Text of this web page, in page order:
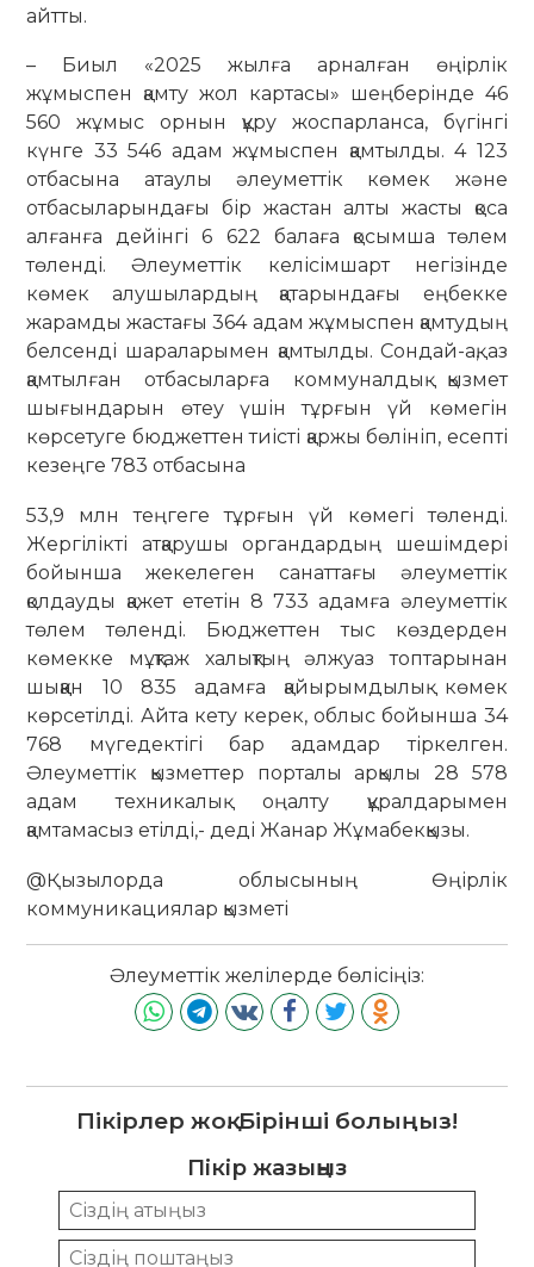
айтты.
– Биыл «2025 жылға арналған өңірлік
жұмыспен қамту жол картасы» шеңберінде 46
560 жұмыс орнын құру жоспарланса, бүгінгі
күнге 33 546 адам жұмыспен қамтылды. 4 123
отбасына атаулы әлеуметтік көмек және
отбасыларындағы бір жастан алты жасты қоса
алғанға дейінгі 6 622 балаға қосымша төлем
төленді. Әлеуметтік келісімшарт негізінде
көмек алушылардың қатарындағы еңбекке
жарамды жастағы 364 адам жұмыспен қамтудың
белсенді шараларымен қамтылды. Сондай-ақ, аз
қамтылған отбасыларға коммуналдық қызмет
шығындарын өтеу үшін тұрғын үй көмегін
көрсетуге бюджеттен тиісті қаржы бөлініп, есепті
кезеңге 783 отбасына
53,9 млн теңгеге тұрғын үй көмегі төленді.
Жергілікті атқарушы органдардың шешімдері
бойынша жекелеген санаттағы әлеуметтік
қолдауды қажет ететін 8 733 адамға әлеуметтік
төлем төленді. Бюджеттен тыс көздерден
көмекке мұқтаж халықтың әлжуаз топтарынан
шыққан 10 835 адамға қайырымдылық көмек
көрсетілді. Айта кету керек, облыс бойынша 34
768 мүгедектігі бар адамдар тіркелген.
Әлеуметтік қызметтер порталы арқылы 28 578
адам техникалық оңалту құралдарымен
қамтамасыз етілді,- деді Жанар Жұмабекқызы.
@Қызылорда облысының Өңірлік
коммуникациялар қызметі
Әлеуметтік желілерде бөлісіңіз:
Пікірлер жоқ. Бірінші болыңыз!
Пікір жазыңыз